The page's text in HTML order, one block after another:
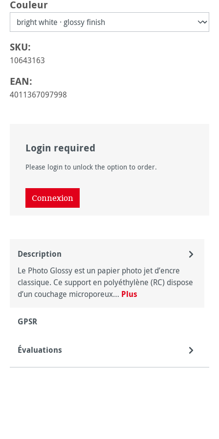
Sélectionnez
Couleur
SKU:
10643163
EAN:
4011367097998
Login required
Please login to unlock the option to order.
Connexion
Description
Le Photo Glossy est un papier photo jet d’encre
classique. Ce support en polyéthylène (RC) dispose
d’un couchage microporeux… Plus
GPSR
Évaluations